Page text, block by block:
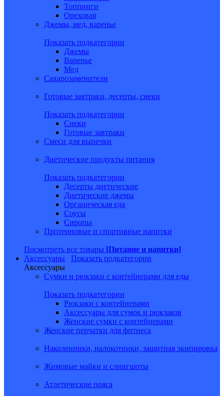
Топпинги
Ореховая
Джемы, мед, варенье
Показать подкатегории
Джемы
Варенье
Мед
Сахарозаменители
Готовые завтраки, десерты, снеки
Показать подкатегории
Снеки
Готовые завтраки
Смеси для выпечки
Диетические продукты питания
Показать подкатегории
Десерты диетические
Диетические джемы
Органическая еда
Соусы
Сиропы
Протеиновые и спортивные напитки
Посмотреть все товары [Питание и напитки]
Аксессуары
Показать подкатегории
Аксессуары
Сумки и рюкзаки с контейнерами для еды
Показать подкатегории
Рюкзаки с контейнерами
Аксессуары для сумок и рюкзаков
Женские сумки с контейнерами
Женские перчатки для фитнеса
Наколенники, налокотники, защитная экипировка
Жимовые майки и слингшоты
Атлетические пояса